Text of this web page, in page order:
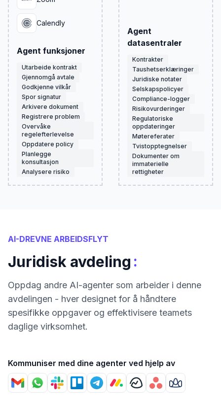
Calendly
Agent funksjoner
Utarbeide kontrakt
Gjennomgå avtale
Godkjenne vilkår
Spor signatur
Arkivere dokument
Registrere problem
Overvåke
regelefterlevelse
Oppdatere policy
Planlegge
konsultasjon
Analysere risiko
Agent
datasentraler
Kontrakter
Taushetserklæringer
Juridiske notater
Selskapspolicyer
Compliance-logger
Risikovurderinger
Regulatoriske
oppdateringer
Møtereferater
Tvistopptegnelser
Dokumenter om
immaterielle
rettigheter
AI-DREVNE ARBEIDSFLYT
Juridisk avdeling :
Oppdag andre AI-agenter som arbeider i denne
avdelingen - hver designet for å håndtere
spesifikke oppgaver og effektivisere teamets
daglige virksomhet.
Kommuniser med dine agenter ved hjelp av